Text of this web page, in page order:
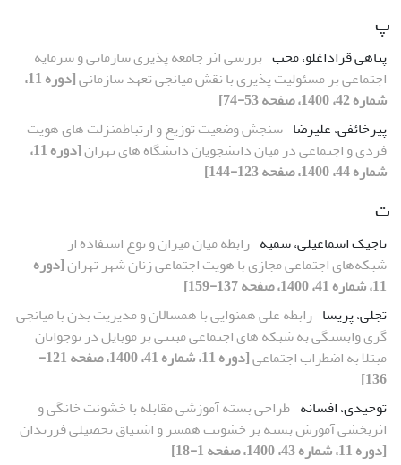
پ
پناهی قراداغلو، محب بررسی اثر جامعه پذیری سازمانی و سرمایه
اجتماعی بر مسئولیت پذیری با نقش میانجی تعهد سازمانی
[دوره 11،
شماره 42، 1400، صفحه 53-74]
پیرخائفی، علیرضا سنجش وضعیت توزیع و ارتباطمنزلت های هویت
فردی و اجتماعی در میان دانشجویان دانشگاه های تهران
[دوره 11،
شماره 44، 1400، صفحه 123-144]
ت
تاجیک اسماعیلی، سمیه رابطه میان میزان و نوع استفاده از
شبکه‌های اجتماعی مجازی با هویت اجتماعی زنان شهر تهران[دوره
11، شماره 41، 1400، صفحه 137-159]
تجلی، پریسا رابطه علی همنوایی با همسالان و مدیریت بدن با میانجی
گری وابستگی به شبکه های اجتماعی مبتنی بر موبایل در نوجوانان
مبتلا به اضطراب اجتماعی
[دوره 11، شماره 41، 1400، صفحه 121-
136]
توحیدی، افسانه طراحی بسته آموزشی مقابله با خشونت خانگی و
اثربخشی آموزش بسته بر خشونت همسر و اشتیاق تحصیلی فرزندان
[دوره 11، شماره 43، 1400، صفحه 1-18]